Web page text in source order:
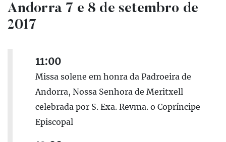
Andorra 7 e 8 de setembro de
2017
11:00
Missa solene em honra da Padroeira de
Andorra, Nossa Senhora de Meritxell
celebrada por S. Exa. Revma. o Copríncipe
Episcopal